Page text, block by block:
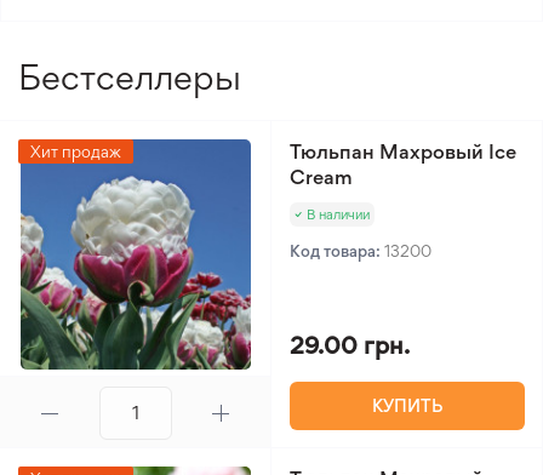
Уровень сложности
ухода
Бестселлеры
Хит продаж
Тюльпан Махровый Ice
Cream
В наличии
Код товара: 13200
29.00 грн.
КУПИТЬ